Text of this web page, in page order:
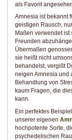
als Favorit
Amnesia ist bekannt
geistigen Rausch,
Maßen verwendet
Freunden
Übermaßen
sie heißt nicht
behandelst, vergißt
neigen Amnesia und
Behandlung von
kaum Fragen, die
kann.
Ein perfektes
unserer eigenen
hochpotente Sorte,
psychedelischen